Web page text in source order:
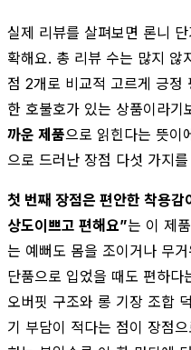
실제 리뷰를 살펴보면 론니
확해요. 총 리뷰 수는 많지
점 2개로 비교적 고르게 긍정
한 호불호가 있는 상품이라기
까운 제품으로 읽힌다는 뜻이
으로 드러난 장점 다섯 가지
첫 번째 장점은 편안한 착용감
상도이쁘고 편해요”는 이 제
는 예뻐도 몸을 조이거나 무
단품으로 입었을 때도 편하
오버핏 구조와 롱 기장 조합
기 부담이 적다는 점이 장점